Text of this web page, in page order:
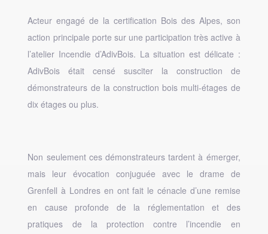
Acteur engagé de la certification Bois des Alpes, son
action principale porte sur une participation très active à
l’atelier Incendie d’AdivBois. La situation est délicate :
AdivBois était censé susciter la construction de
démonstrateurs de la construction bois multi-étages de
dix étages ou plus.
Non seulement ces démonstrateurs tardent à émerger,
mais leur évocation conjuguée avec le drame de
Grenfell à Londres en ont fait le cénacle d’une remise
en cause profonde de la réglementation et des
pratiques de la protection contre l’incendie en